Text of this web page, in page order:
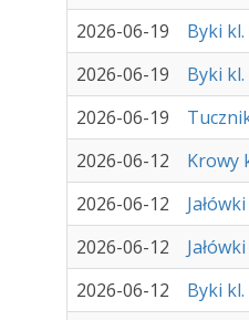
2026-06-19
Byki kl.
2026-06-19
Byki kl.
2026-06-19
2026-06-12
Krowy
2026-06-12
2026-06-12
2026-06-12
Byki kl.